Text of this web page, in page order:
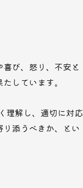
び、怒り、不安と
しています。
理解し、適切に対応
添うべきか、とい